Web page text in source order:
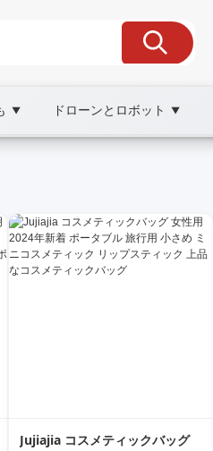
▼ ドローンとロボット ▼
点からポイントを整理し、購入判
Jujiajia コスメティックバッグ